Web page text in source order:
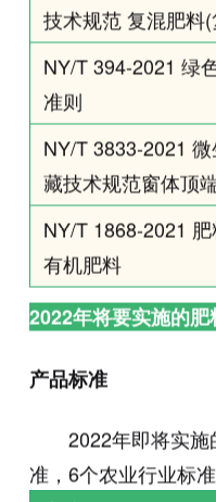
技术规范 复混肥料
NY/T 394-2021 绿
准则
NY/T 3833-2021
藏技术规范窗体顶
NY/T 1868-2021
有机肥料
2022年将要实施的肥
产品标准
2022年即将实
准，6个农业行业标准